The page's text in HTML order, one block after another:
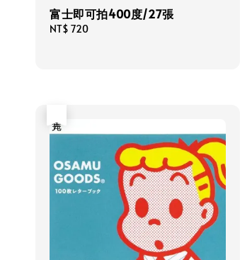
富士即可拍400度/27張
Regular
NT$ 720